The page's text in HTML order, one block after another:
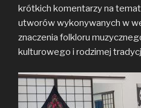
krótkich komentarzy na
utworów wykonywanych w
znaczenia folkloru
kulturowego i rodzimej